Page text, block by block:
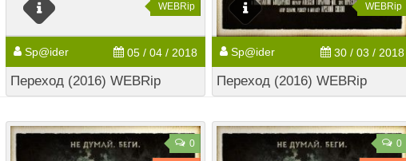
WEBRip
Sp@ider 05 / 04 / 2018
Переход (2016) WEBRip
WEBRip
Sp@ider 30 / 03 / 2018
Переход (2016) WEBRip
0 0